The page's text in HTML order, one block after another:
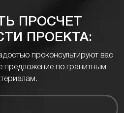
ПРОСЧЕТ
ПРОЕКТА:
проконсультируют вас
предложение по гранитным